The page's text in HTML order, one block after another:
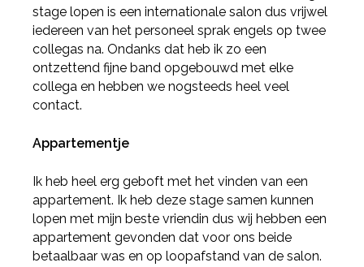
stage lopen is een internationale salon dus vrijwel
iedereen van het personeel sprak engels op twee
collegas na. Ondanks dat heb ik zo een
ontzettend fijne band opgebouwd met elke
collega en hebben we nogsteeds heel veel
contact.
Appartementje
Ik heb heel erg geboft met het vinden van een
appartement. Ik heb deze stage samen kunnen
lopen met mijn beste vriendin dus wij hebben een
appartement gevonden dat voor ons beide
betaalbaar was en op loopafstand van de salon.